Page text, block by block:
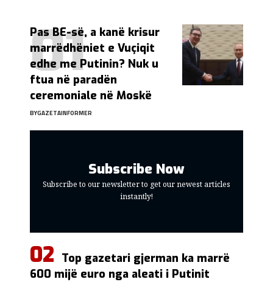
Pas BE-së, a kanë krisur
marrëdhëniet e Vuçiqit
edhe me Putinin? Nuk u
ftua në paradën
ceremoniale në Moskë
BYGAZETAINFORMER
Subscribe Now
Subscribe to our newsletter to get our newest articles
instantly!
Top gazetari gjerman ka marrë
600 mijë euro nga aleati i Putinit